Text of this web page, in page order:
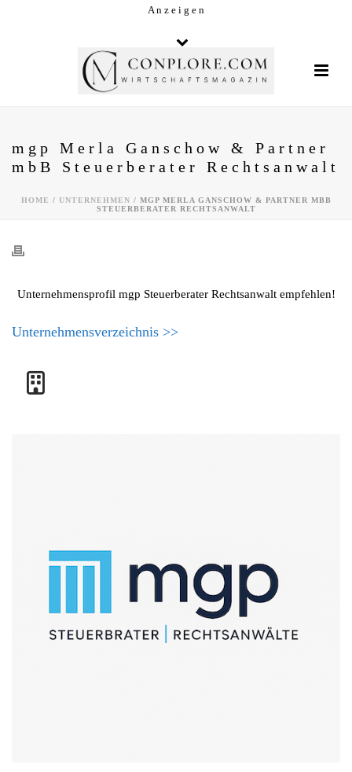
A n z e i g e n
mgp Merla Ganschow & Partner
mbB Steuerberater Rechtsanwalt
HOME / UNTERNEHMEN / MGP MERLA GANSCHOW & PARTNER MBB
STEUERBERATER RECHTSANWALT
Unternehmensprofil mgp Steuerberater Rechtsanwalt empfehlen!
Unternehmensverzeichnis >>